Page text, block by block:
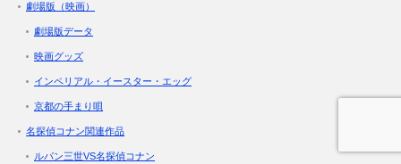
劇場版（映画）
劇場版データ
映画グッズ
インペリアル・イースター・エッグ
京都の手まり唄
名探偵コナン関連作品
ルパン三世VS名探偵コナン